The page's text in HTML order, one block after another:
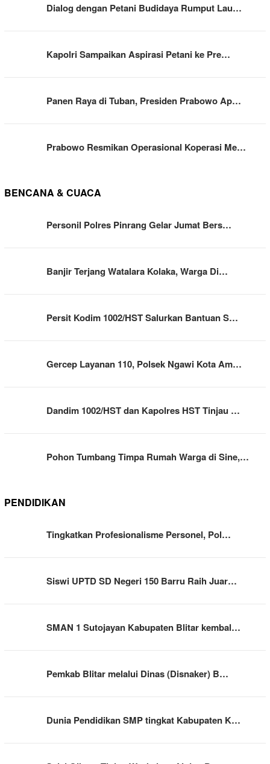
Dialog dengan Petani Budidaya Rumput Lau…
Kapolri Sampaikan Aspirasi Petani ke Pre…
Panen Raya di Tuban, Presiden Prabowo Ap…
Prabowo Resmikan Operasional Koperasi Me…
BENCANA & CUACA
Personil Polres Pinrang Gelar Jumat Bers…
Banjir Terjang Watalara Kolaka, Warga Di…
Persit Kodim 1002/HST Salurkan Bantuan S…
Gercep Layanan 110, Polsek Ngawi Kota Am…
Dandim 1002/HST dan Kapolres HST Tinjau …
Pohon Tumbang Timpa Rumah Warga di Sine,…
PENDIDIKAN
Tingkatkan Profesionalisme Personel, Pol…
Siswi UPTD SD Negeri 150 Barru Raih Juar…
SMAN 1 Sutojayan Kabupaten Blitar kembal…
Pemkab Blitar melalui Dinas (Disnaker) B…
Dunia Pendidikan SMP tingkat Kabupaten K…